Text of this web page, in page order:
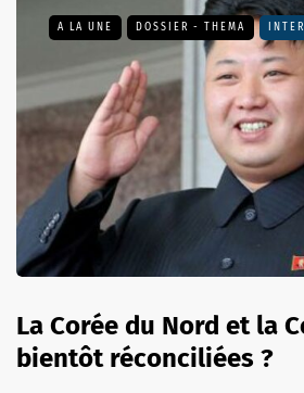
A LA UNE DOSSIER - THEMA
La Corée du Nord et la
bientôt réconciliées ?